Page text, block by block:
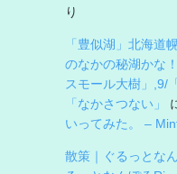
り
「豊似湖」北海
のなかの秘湖かな
スモール大樹」,9/
「なかさつない」
いってみた。 –
散策｜ぐるっとな